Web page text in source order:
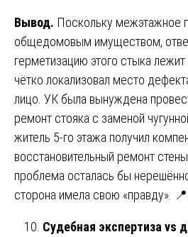
Вывод. Поскольку межэтажное
общедомовым имуществом,
герметизацию этого стыка
чётко локализовал место
лицо. УК была вынуждена
ремонт стояка с заменой
житель 5-го этажа получил
восстановительный ремонт
проблема осталась бы
сторона имела свою «правду».
Судебная экспертиза vs